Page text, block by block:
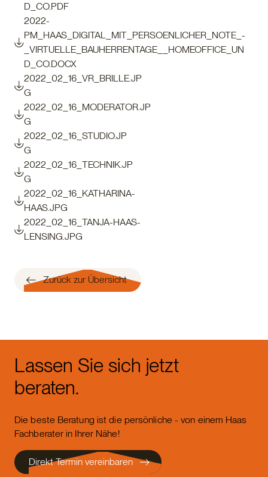
D_CO.PDF
2022-
PM_HAAS_DIGITAL_MIT_PERSOENLICHER_NOTE_-
_VIRTUELLE_BAUHERRENTAGE__HOMEOFFICE_UN
D_CO.DOCX
2022_02_16_VR_BRILLE.JP
G
2022_02_16_MODERATOR.JP
G
2022_02_16_STUDIO.JP
G
2022_02_16_TECHNIK.JP
G
2022_02_16_KATHARINA-
HAAS.JPG
2022_02_16_TANJA-HAAS-
LENSING.JPG
Zurück zur Übersicht
Lassen Sie sich jetzt
beraten.
Die beste Beratung ist die persönliche - von einem Haas
Fachberater in Ihrer Nähe!
Direkt Termin vereinbaren